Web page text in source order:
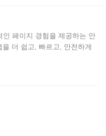
페이지 경험을 제공하는 안
더 쉽고, 빠르고, 안전하게